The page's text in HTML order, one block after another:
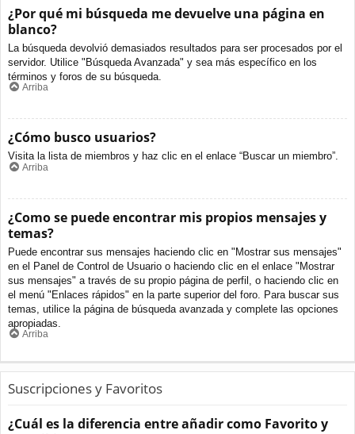
¿Por qué mi búsqueda me devuelve una página en
blanco?
La búsqueda devolvió demasiados resultados para ser procesados por el
servidor. Utilice "Búsqueda Avanzada" y sea más específico en los
términos y foros de su búsqueda.
Arriba
¿Cómo busco usuarios?
Visita la lista de miembros y haz clic en el enlace “Buscar un miembro”.
Arriba
¿Como se puede encontrar mis propios mensajes y
temas?
Puede encontrar sus mensajes haciendo clic en "Mostrar sus mensajes"
en el Panel de Control de Usuario o haciendo clic en el enlace "Mostrar
sus mensajes" a través de su propio página de perfil, o haciendo clic en
el menú "Enlaces rápidos" en la parte superior del foro. Para buscar sus
temas, utilice la página de búsqueda avanzada y complete las opciones
apropiadas.
Arriba
Suscripciones y Favoritos
¿Cuál es la diferencia entre añadir como Favorito y